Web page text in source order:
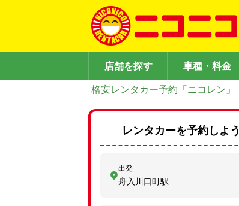
店舗を探す 車種・料金
格安レンタカー予約「ニコレン」
レンタカーを予約しよう
出発
舟入川口町駅